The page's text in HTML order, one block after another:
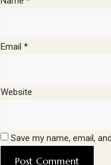
Email*
Website
Save my name, email,